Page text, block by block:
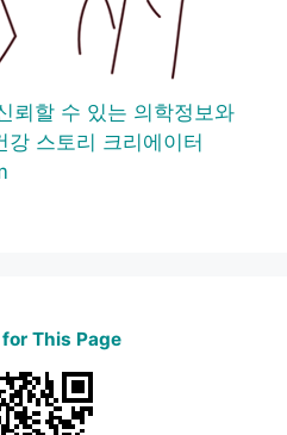
뢰할 수 있는 의학정보와
스토리 크리에이터
for This Page